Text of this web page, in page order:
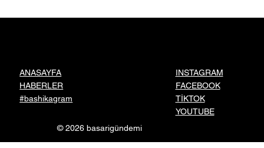
ANASAYFA
HABERLER
#bashikagram
INSTAGRAM
FACEBOOK
TİKTOK
YOUTUBE
© 2026 basarigündemi